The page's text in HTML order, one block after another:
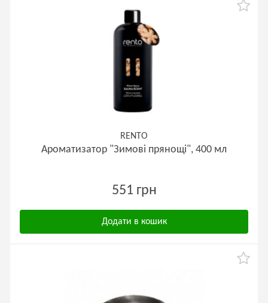
RENTO
Ароматизатор "Зимові прянощі", 400 мл
551 грн
Додати в кошик